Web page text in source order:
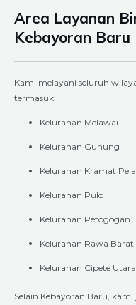
Area Layanan
Kebayoran Baru
Kami melayani seluruh
termasuk:
Kelurahan Melawai
Kelurahan Gunung
Kelurahan Kramat Pela
Kelurahan Pulo
Kelurahan Petogogan
Kelurahan Rawa Barat
Kelurahan Cipete Utara
Selain Kebayoran Baru,